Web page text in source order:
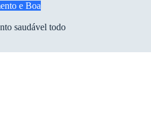
e Boa
saudável todo